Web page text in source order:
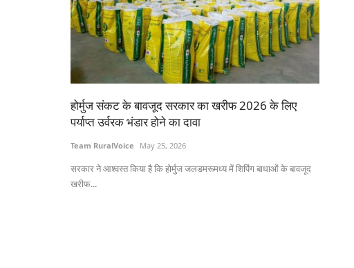
होर्मुज संकट के बावजूद सरकार का खरीफ 2026 के लिए
पर्याप्त उर्वरक भंडार होने का दावा
Team RuralVoice May 25, 2026
सरकार ने आश्वस्त किया है कि होर्मुज जलडमरूमध्य में शिपिंग बाधाओं के बावजूद
खरीफ...